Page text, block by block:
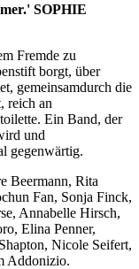
SOPHIE
Fremde zu
borgt, über
gemeinsamdurch die
reich an
Ein Band, der
und
gegenwärtig.
Beermann, Rita
Fan, Sonja Finck,
Annabelle Hirsch,
Elina Penner,
Nicole Seifert,
Addonizio.